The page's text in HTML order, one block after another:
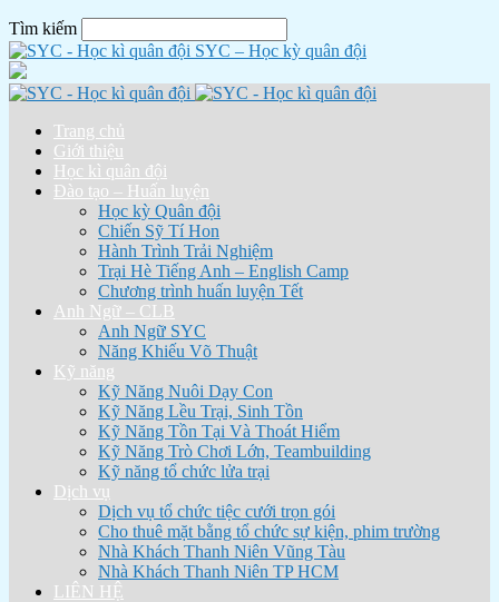
Tìm kiếm
SYC – Học kỳ quân đội
Trang chủ
Giới thiệu
Học kì quân đội
Đào tạo – Huấn luyện
Học kỳ Quân đội
Chiến Sỹ Tí Hon
Hành Trình Trải Nghiệm
Trại Hè Tiếng Anh – English Camp
Chương trình huấn luyện Tết
Anh Ngữ – CLB
Anh Ngữ SYC
Năng Khiếu Võ Thuật
Kỹ năng
Kỹ Năng Nuôi Dạy Con
Kỹ Năng Lều Trại, Sinh Tồn
Kỹ Năng Tồn Tại Và Thoát Hiểm
Kỹ Năng Trò Chơi Lớn, Teambuilding
Kỹ năng tổ chức lửa trại
Dịch vụ
Dịch vụ tổ chức tiệc cưới trọn gói
Cho thuê mặt bằng tổ chức sự kiện, phim trường
Nhà Khách Thanh Niên Vũng Tàu
Nhà Khách Thanh Niên TP HCM
LIÊN HỆ